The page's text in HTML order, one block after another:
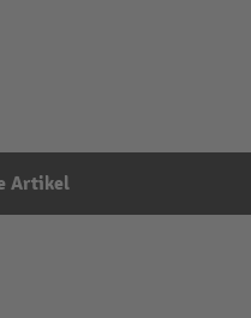
Artikel